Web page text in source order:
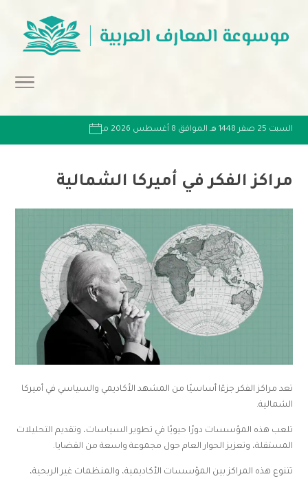
السبت 25 صفر 1448 هـ الموافق 8 أغسطس 2026 مـ
مراكز الفكر في أميركا الشمالية
تعد مراكز الفكر جزءًا أساسيًا من المشهد الأكاديمي والسياسي في أميركا
الشمالية.
تلعب هذه المؤسسات دورًا حيويًا في تطوير السياسات، وتقديم التحليلات
المستقلة، وتعزيز الحوار العام حول مجموعة واسعة من القضايا.
تتنوع هذه المراكز بين المؤسسات الأكاديمية، والمنظمات غير الربحية،